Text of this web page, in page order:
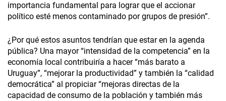
importancia fundamental para lograr que el accionar
político esté menos contaminado por grupos de presión”.
¿Por qué estos asuntos tendrían que estar en la agenda
pública? Una mayor “intensidad de la competencia” en la
economía local contribuiría a hacer “más barato a
Uruguay”, “mejorar la productividad” y también la “calidad
democrática” al propiciar “mejoras directas de la
capacidad de consumo de la población y también más